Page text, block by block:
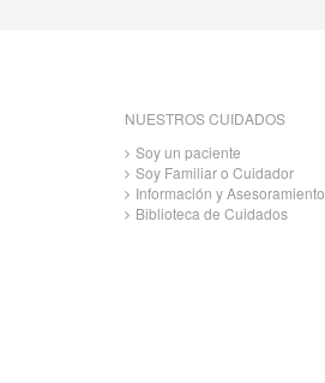
NUESTROS CUIDADOS
Soy un paciente
Soy Familiar o Cuidador
Información y Asesoramiento
Biblioteca de Cuidados